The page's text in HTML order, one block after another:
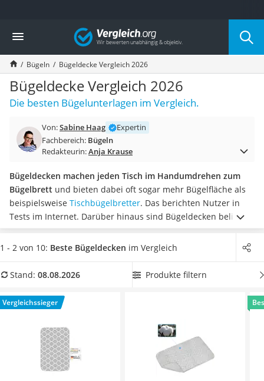
Die beliebtesten Vergleiche nach Kategorie
Haushalt
Wassersprudler
Zentralstaubsauger
Brotbackautomat
Wischroboter
Wäschespinne
Spülmaschinentabs
Akku-Staubsauger
AEG-Waschmaschine
Saug-Wisch-Roboter
Handstaubsauger
Milchaufschäumer
Kondenstrockner
Reiskocher
Tierhaarstaubsauger
Nespresso-Maschine
Messerschärfer
Vergleich
Bügeln Bügeldecke Vergleich 2026
Bügeldecke Vergleich 2026
Die besten Bügelunterlagen im Vergleich.
Von:Sabine Haag
Expertin
Fachbereich: Bügeln
Redakteurin:Anja Krause
Bügeldecken machen jeden Tisch im Handumdrehen zum
Bügelbrett und bieten dabei oft sogar mehr Bügelfläche als
beispielsweise Tischbügelbretter. Das berichten Nutzer in
Tests im Internet. Darüber hinaus sind Bügeldecken beliebt
auf Reisen, wenn ein Kleidungsstück schnell entknittert
werden soll. Wählen Sie jetzt aus unserer Vergleichstabelle
schützen Sie Ihren Tisch zuverlässig vor Dampf, Hitze und
besonders das Modell
Eigenschaften.
1 - 2 von 10: Beste Bügeldecken im Vergleich
Stand: 08.08.2026 Produkte filtern
Vergleichssieger